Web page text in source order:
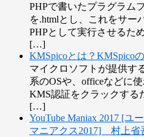
PHPで書いたプラグラム
を.htmlとし、これをサー
PHPとして実行させるた
[…]
KMSpicoとは？KMSpico
マイクロソフトが提供す
系のOSや、officeなどに
KMS認証をクラックする
[…]
YouTube Maniax 2017 [ユ
マニアクス2017] 村上省